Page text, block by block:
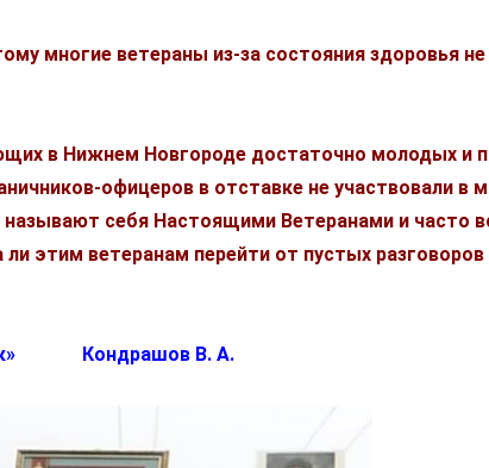
ветераны из-за состояния здоровья не
в Нижнем Новгороде достаточно молодых и
офицеров в отставке не участвовали в
себя Настоящими Ветеранами и часто
этим ветеранам перейти от пустых
Кондрашов В. А.